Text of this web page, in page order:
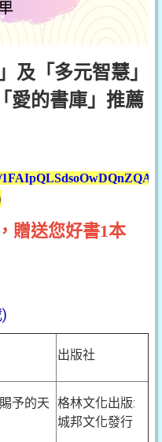
及「多元智慧」
愛的書庫」推薦
贈送您好書1本
出版社
予的天 格林文化出版:
城邦文化發行